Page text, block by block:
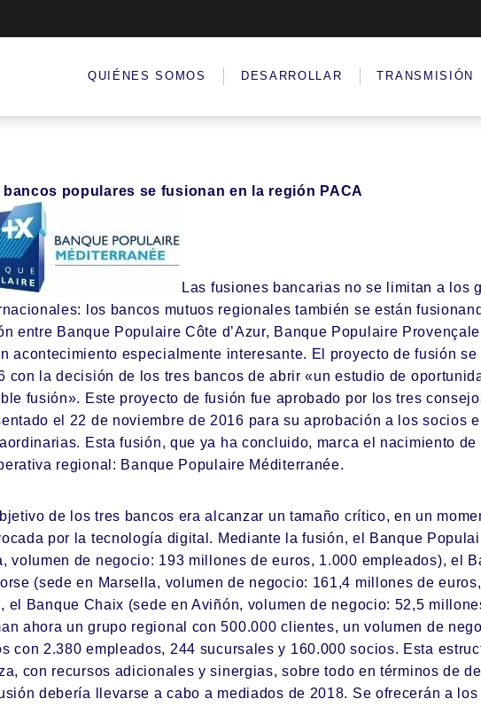
QUIÉNES SOMOS DESARROLLAR TRANSMISIÓN
bancos populares se fusionan en la región PACA
Las fusiones bancarias no se limitan a los
los bancos mutuos regionales también se están
entre Banque Populaire Côte d’Azur, Banque Populaire
acontecimiento especialmente interesante. El proyecto de fusión
con la decisión de los tres bancos de abrir «un estudio de
fusión». Este proyecto de fusión fue aprobado por los tres
el 22 de noviembre de 2016 para su aprobación a los socios
Esta fusión, que ya ha concluido, marca el nacimiento
regional: Banque Populaire Méditerranée.
de los tres bancos era alcanzar un tamaño crítico, en un
por la tecnología digital. Mediante la fusión, el Banque
volumen de negocio: 193 millones de euros, 1.000 empleados), el
(sede en Marsella, volumen de negocio: 161,4 millones de
el Banque Chaix (sede en Aviñón, volumen de negocio: 52,5
ahora un grupo regional con 500.000 clientes, un volumen de
con 2.380 empleados, 244 sucursales y 160.000 socios. Esta
con recursos adicionales y sinergias, sobre todo en términos de
debería llevarse a cabo a mediados de 2018. Se ofrecerán a